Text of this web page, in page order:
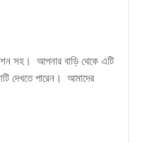
সহ। আপনার বাড়ি থেকে এটি
দেখতে পারেন। আমাদের